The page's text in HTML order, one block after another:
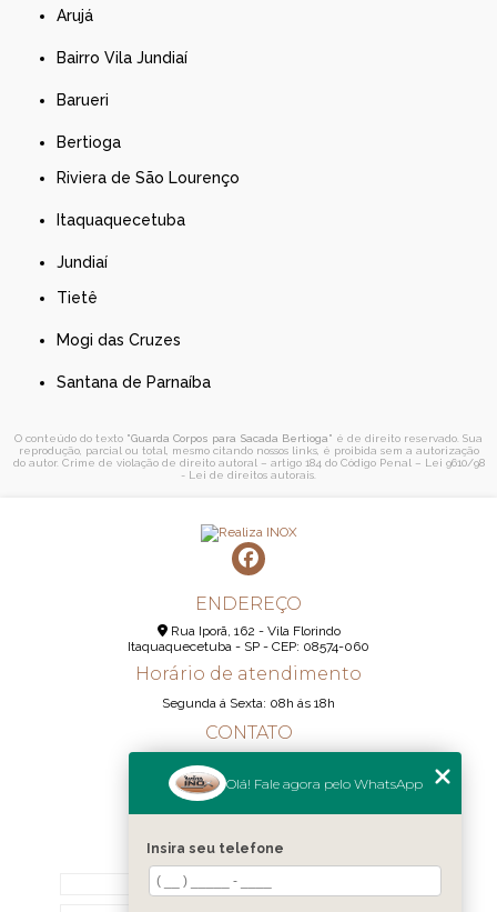
Arujá
Bairro Vila Jundiaí
Barueri
Bertioga
Riviera de São Lourenço
Itaquaquecetuba
Jundiaí
Tietê
Mogi das Cruzes
Santana de Parnaíba
O conteúdo do texto "Guarda Corpos para Sacada Bertioga" é de direito reservado. Sua
reprodução, parcial ou total, mesmo citando nossos links, é proibida sem a autorização
do autor. Crime de violação de direito autoral – artigo 184 do Código Penal – Lei 9610/98
- Lei de direitos autorais
ENDEREÇO
Rua Iporã, 162 - Vila Florindo
Itaquaquecetuba - SP - CEP: 08574-060
Horário de atendimento
Segunda á Sexta: 08h ás 18h
CONTATO
(11) 98189-1344
MENU
HOME
Olá! Fale agora pelo WhatsApp
Insira seu telefone